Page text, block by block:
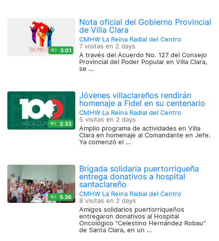
3:01
Nota oficial del Gobierno Provincial
de Villa Clara
CMHW La Reina Radial del Centro
7 visitas en 2 days
A través del Acuerdo No. 127 del Consejo
Provincial del Poder Popular en Villa Clara,
se …
2:33
Jóvenes villaclareños rendirán
homenaje a Fidel en su centenario
CMHW La Reina Radial del Centro
5 visitas en 2 days
Amplio programa de actividades en Villa
Clara en homenaje al Comandante en Jefe.
Ya comenzó el …
5:36
Brigada solidaria puertorriqueña
entrega donativos a hospital
santaclareño
CMHW La Reina Radial del Centro
8 visitas en 2 days
Amigos solidarios puertorriqueños
entregaron donativos al Hospital
Oncológico “Celestino Hernández Robau”
de Santa Clara, en un …